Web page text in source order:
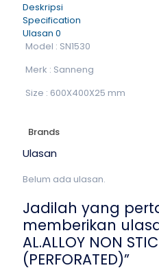
Deskripsi
Specification
Ulasan 0
Model : SN1530
Merk : Sanneng
Size : 600X400X25 mm
Brands
Ulasan
Belum ada ulasan.
Jadilah yang
memberikan
AL.ALLOY NON
(PERFORATED)”